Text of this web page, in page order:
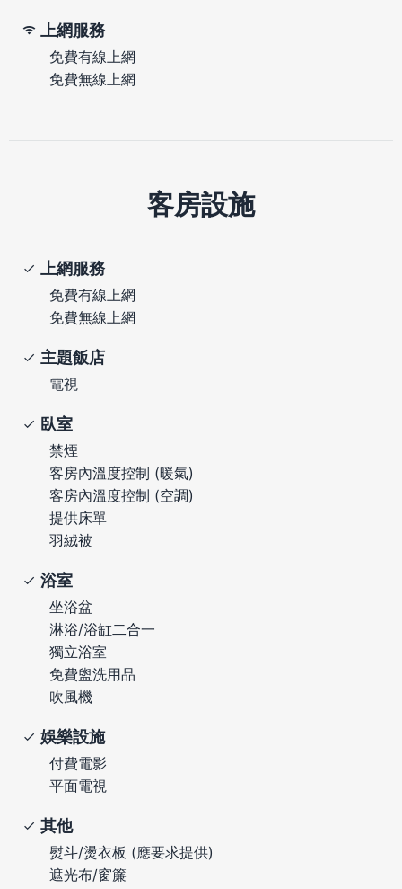
上網服務
免費有線上網
免費無線上網
客房設施
上網服務
免費有線上網
免費無線上網
主題飯店
電視
臥室
禁煙
客房內溫度控制 (暖氣)
客房內溫度控制 (空調)
提供床單
羽絨被
浴室
坐浴盆
淋浴/浴缸二合一
獨立浴室
免費盥洗用品
吹風機
娛樂設施
付費電影
平面電視
其他
熨斗/燙衣板 (應要求提供)
遮光布/窗簾